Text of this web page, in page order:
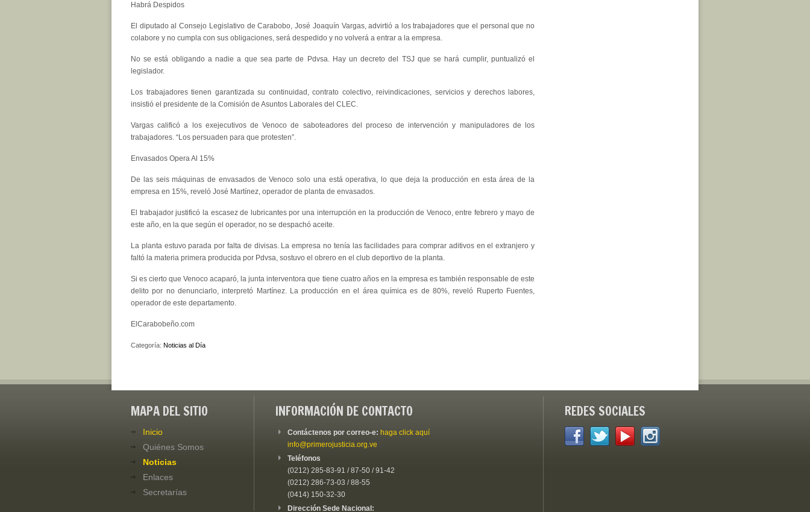
Habrá Despidos
El diputado al Consejo Legislativo de Carabobo, José Joaquín Vargas, advirtió a los trabajadores que el personal que no
colabore y no cumpla con sus obligaciones, será despedido y no volverá a entrar a la empresa.
No se está obligando a nadie a que sea parte de Pdvsa. Hay un decreto del TSJ que se hará cumplir, puntualizó el
legislador.
Los trabajadores tienen garantizada su continuidad, contrato colectivo, reivindicaciones, servicios y derechos labores,
insistió el presidente de la Comisión de Asuntos Laborales del CLEC.
Vargas calificó a los exejecutivos de Venoco de saboteadores del proceso de intervención y manipuladores de los
trabajadores. “Los persuaden para que protesten”.
Envasados Opera Al 15%
De las seis máquinas de envasados de Venoco solo una está operativa, lo que deja la producción en esta área de la
empresa en 15%, reveló José Martínez, operador de planta de envasados.
El trabajador justificó la escasez de lubricantes por una interrupción en la producción de Venoco, entre febrero y mayo de
este año, en la que según el operador, no se despachó aceite.
La planta estuvo parada por falta de divisas. La empresa no tenía las facilidades para comprar aditivos en el extranjero y
faltó la materia primera producida por Pdvsa, sostuvo el obrero en el club deportivo de la planta.
Si es cierto que Venoco acaparó, la junta interventora que tiene cuatro años en la empresa es también responsable de este
delito por no denunciarlo, interpretó Martínez. La producción en el área química es de 80%, reveló Ruperto Fuentes,
operador de este departamento.
ElCarabobeño.com
Categoría: Noticias al Día
MAPA DEL SITIO
Inicio
Quiénes Somos
Noticias
Enlaces
Secretarías
INFORMACIÓN DE CONTACTO
Contáctenos por correo-e: haga click aquí
info@primerojusticia.org.ve
Teléfonos
(0212) 285-83-91 / 87-50 / 91-42
(0212) 286-73-03 / 88-55
(0414) 150-32-30
Dirección Sede Nacional:
REDES SOCIALES